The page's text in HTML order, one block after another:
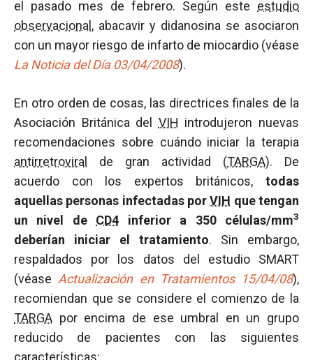
el pasado mes de febrero. Según este estudio
observacional , abacavir y didanosina se asociaron
con un mayor riesgo de infarto de miocardio (véase
La Noticiadel Día 03/04/2008).
En otro orden de cosas, las directrices finales de la
Asociación Británica del VIH introdujeron nuevas
recomendaciones sobre cuándo iniciar la terapia
antirretroviral
de gran actividad (TARGA). De
acuerdo con los expertos británicos, todas
aquellas personas infectadas porVIH que tengan
un nivel de CD4 inferior a 350 células/mm3
deberían iniciar el tratamiento. Sin embargo,
respaldados por los datos del estudio SMART
(véase Actualización en Tratamientos 15/04/08),
recomiendan que se considere el comienzo de la
TARGA por encima de ese umbral en un grupo
reducido de pacientes con las siguientes
características: